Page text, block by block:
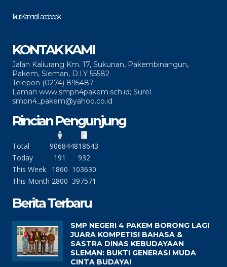
Ikuti Kami di Facebook
KONTAK KAMI
Jalan Kaliurang Km. 17, Sukunan, Pakembinangun,
Pakem, Sleman, D.I.Y 55582
Telepon (0274) 895487
Laman www.smpn4pakem.sch.id; Surel
smpn4_pakem@yahoo.co.id
Rincian Pengunjung
Total 906844818643
Today
191
932
This Week
1860 103630
This Month 2800 397571
Berita Terbaru
SMP NEGERI 4 PAKEM BORONG LAGI
JUARA KOMPETISI BAHASA &
SASTRA DINAS KEBUDAYAAN
SLEMAN: BUKTI GENERASI MUDA
CINTA BUDAYA!